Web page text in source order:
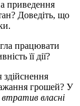
приведення
Доведіть, що
працювати
її дії?
грошей? У
власні